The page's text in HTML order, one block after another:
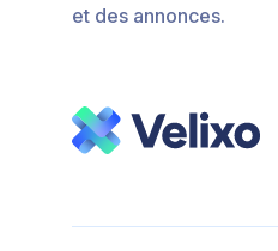
et des annonces.